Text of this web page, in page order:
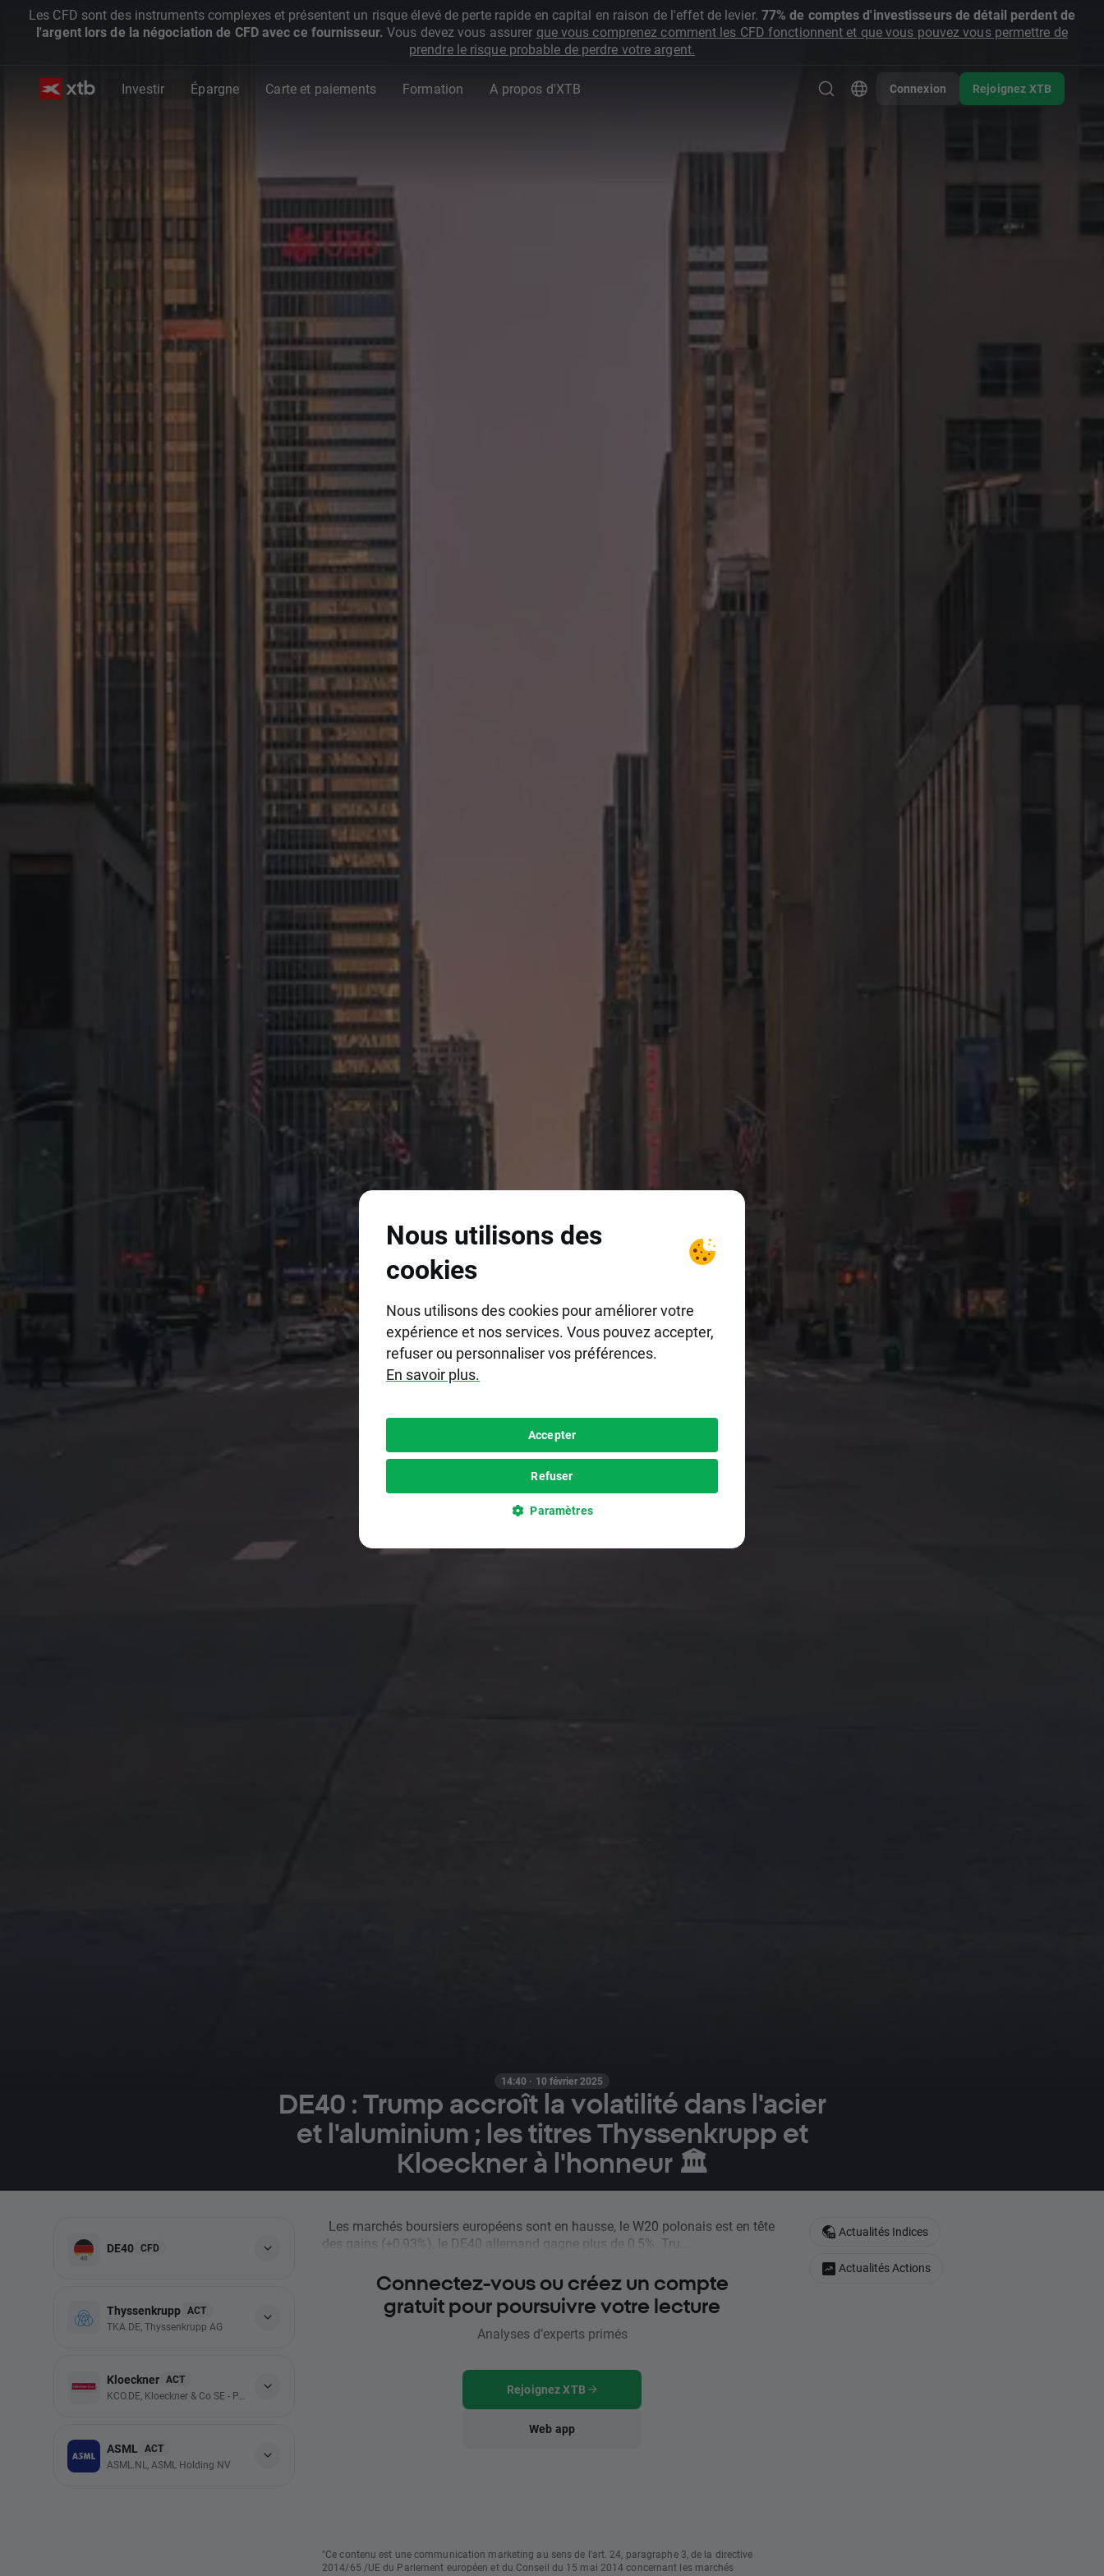
Les CFD sont des instruments complexes et présentent un risque élevé de perte rapide en capital en raison de l'effet de levier. 77% de comptes d'investisseurs de détail perdent de
l'argent lors de la négociation de CFD avec ce fournisseur. Vous devez vous assurer que vous comprenez comment les CFD fonctionnent et que vous pouvez vous permettre de
prendre le risque probable de perdre votre argent.
Investir Épargne Carte et paiements Formation A propos d'XTB Connexion Rejoignez XTB
14:40 · 10 février 2025
DE40 : Trump accroît la volatilité dans l'acier
et l'aluminium ; les titres Thyssenkrupp et
Kloeckner à l'honneur 🏛️
DE40 CFD
Thyssenkrupp ACT
TKA.DE, Thyssenkrupp AG
Kloeckner ACT
KCO.DE, Kloeckner & Co SE - Preference Shares
ASML ACT
ASML.NL, ASML Holding NV
Les marchés boursiers européens sont en hausse, le W20 polonais est en tête
des gains (+0,93%), le DE40 allemand gagne plus de 0,5%. Tru...
Connectez-vous ou créez un compte
gratuit pour poursuivre votre lecture
Analyses d’experts primés
Rejoignez XTB
Web app
"Ce contenu est une communication marketing au sens de l'art. 24, paragraphe 3, de la directive
2014/65 /UE du Parlement européen et du Conseil du 15 mai 2014 concernant les marchés
Actualités Indices
Actualités Actions
Nous utilisons des
cookies
Nous utilisons des cookies pour améliorer votre
expérience et nos services. Vous pouvez accepter,
refuser ou personnaliser vos préférences.
En savoir plus.
Accepter
Refuser
Paramètres